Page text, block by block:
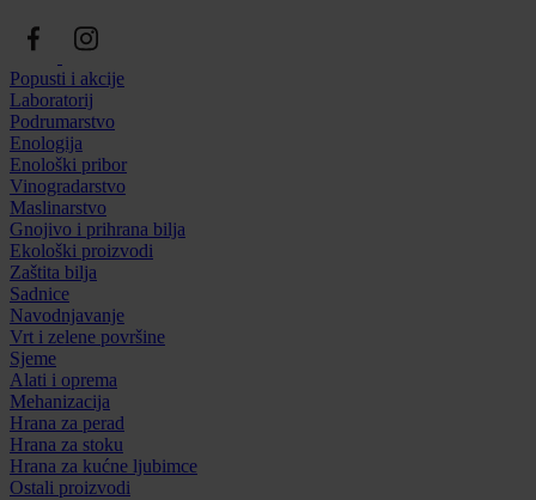
Popusti i akcije
Laboratorij
Podrumarstvo
Enologija
Enološki pribor
Vinogradarstvo
Maslinarstvo
Gnojivo i prihrana bilja
Ekološki proizvodi
Zaštita bilja
Sadnice
Navodnjavanje
Vrt i zelene površine
Sjeme
Alati i oprema
Mehanizacija
Hrana za perad
Hrana za stoku
Hrana za kućne ljubimce
Ostali proizvodi